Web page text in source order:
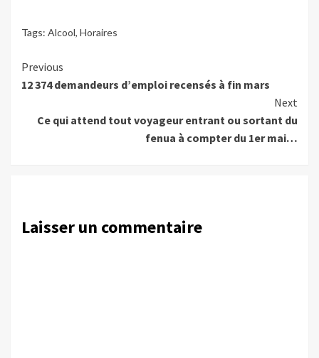
Tags: Alcool, Horaires
Continue
Reading
Previous
12 374 demandeurs d’emploi recensés à fin mars
Next
Ce qui attend tout voyageur entrant ou sortant du
fenua à compter du 1er mai…
Laisser un commentaire